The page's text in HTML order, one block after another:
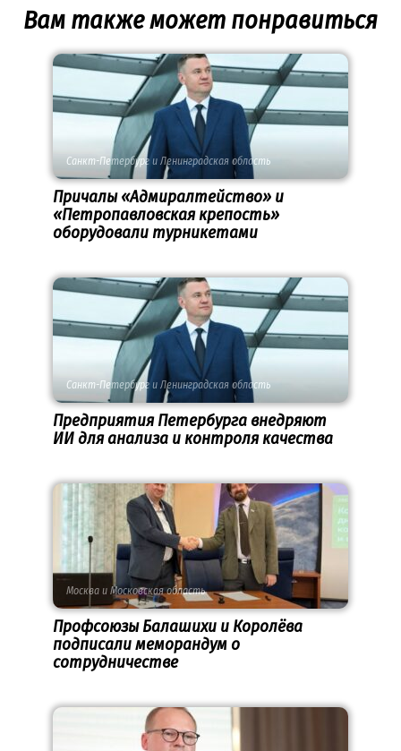
Вам также может понравиться
Санкт-Петербург и Ленинградская область
Причалы «Адмиралтейство» и
«Петропавловская крепость»
оборудовали турникетами
Санкт-Петербург и Ленинградская область
Предприятия Петербурга внедряют
ИИ для анализа и контроля качества
Москва и Московская область
Профсоюзы Балашихи и Королёва
подписали меморандум о
сотрудничестве